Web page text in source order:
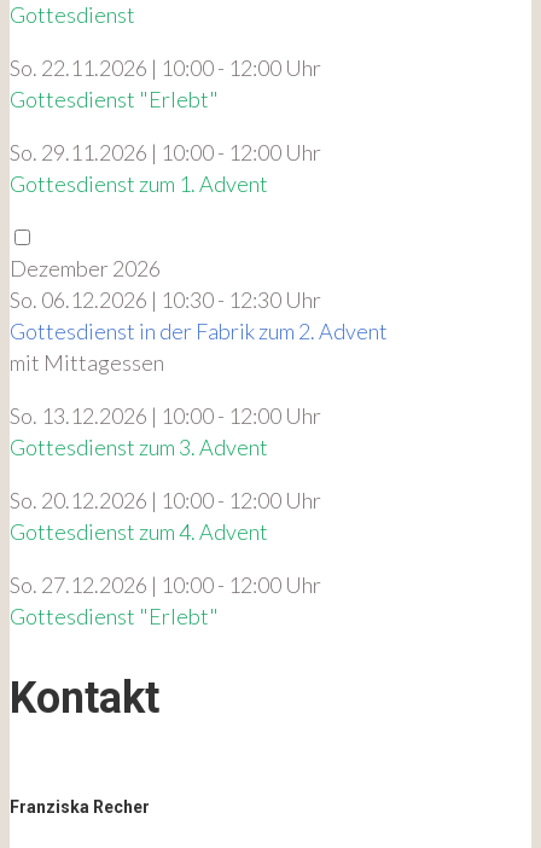
Gottesdienst
So. 22.11.2026 | 10:00 - 12:00 Uhr
Gottesdienst "Erlebt"
So. 29.11.2026 | 10:00 - 12:00 Uhr
Gottesdienst zum 1. Advent
Dezember 2026
So. 06.12.2026 | 10:30 - 12:30 Uhr
Gottesdienst in der Fabrik zum 2. Advent
mit Mittagessen
So. 13.12.2026 | 10:00 - 12:00 Uhr
Gottesdienst zum 3. Advent
So. 20.12.2026 | 10:00 - 12:00 Uhr
Gottesdienst zum 4. Advent
So. 27.12.2026 | 10:00 - 12:00 Uhr
Gottesdienst "Erlebt"
Kontakt
Franziska Recher